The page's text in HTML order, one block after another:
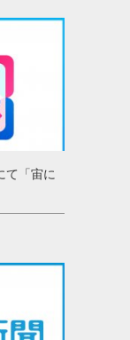
て「宙に